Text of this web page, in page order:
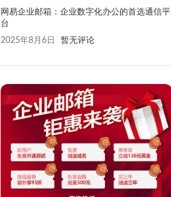
网易企业邮箱：企业数字化办公的首选通信平
台
2025年8月6日 暂无评论